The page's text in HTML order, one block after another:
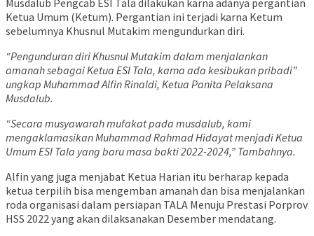
Musdalub Pengcab ESI Tala dilakukan karna adanya pergantian
Ketua Umum (Ketum). Pergantian ini terjadi karna Ketum
sebelumnya Khusnul Mutakim mengundurkan diri.
“Pengunduran diri Khusnul Mutakim dalam menjalankan
amanah sebagai Ketua ESI Tala, karna ada kesibukan pribadi”
ungkap Muhammad Alfin Rinaldi, Ketua Panita Pelaksana
Musdalub.
“Secara musyawarah mufakat pada musdalub, kami
mengaklamasikan Muhammad Rahmad Hidayat menjadi Ketua
Umum ESI Tala yang baru masa bakti 2022-2024,” Tambahnya.
Alfin yang juga menjabat Ketua Harian itu berharap kepada
ketua terpilih bisa mengemban amanah dan bisa menjalankan
roda organisasi dalam persiapan TALA Menuju Prestasi Porprov
HSS 2022 yang akan dilaksanakan Desember mendatang.